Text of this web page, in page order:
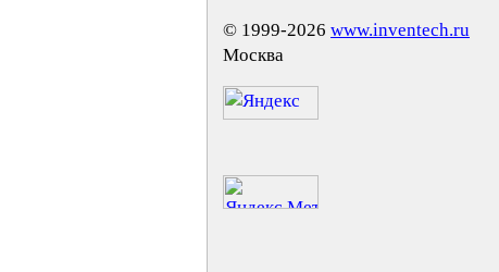
© 1999-2026 www.inventech.ru
Москва